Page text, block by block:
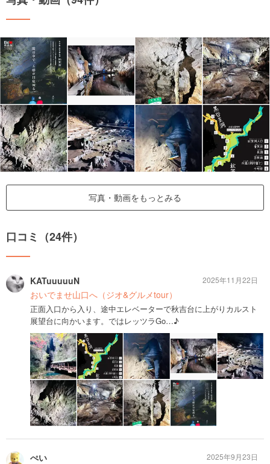
写真・動画をもっとみる
口コミ（24件）
KATuuuuuN
おいでませ山口へ（ジオ&グルメtour）
正面入口から入り、途中エレベーターで秋吉台に上がりカルスト
展望台に向かいます。ではレッツラGo…♪
2025年11月22日
ぺい
2025年9月23日